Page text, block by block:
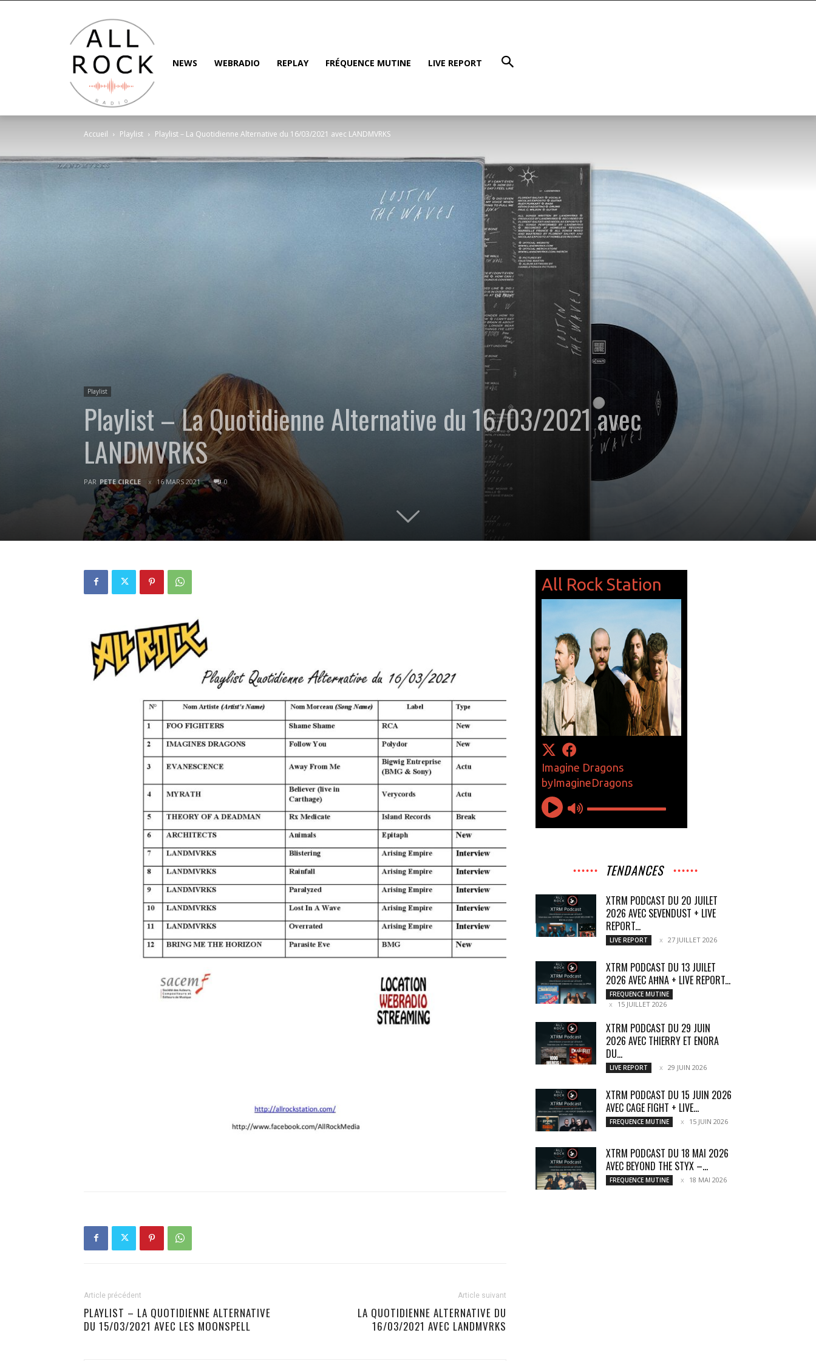
NEWS WEBRADIO REPLAY FRÉQUENCE MUTINE LIVE REPORT
Accueil Playlist Playlist – La Quotidienne Alternative du 16/03/2021 avec LANDMVRKS
Playlist
Playlist – La Quotidienne Alternative du 16/03/2021 avec
LANDMVRKS
PAR PETE CIRCLE 16 MARS 2021 0
Article précédent
PLAYLIST – LA QUOTIDIENNE ALTERNATIVE
DU 15/03/2021 AVEC LES MOONSPELL
Article suivant
LA QUOTIDIENNE ALTERNATIVE DU
16/03/2021 AVEC LANDMVRKS
TENDANCES
XTRM PODCAST DU 20 JUILET
2026 AVEC SEVENDUST + LIVE
REPORT...
LIVE REPORT 27 JUILLET 2026
XTRM PODCAST DU 13 JUILET
2026 AVEC AĦNA + LIVE REPORT...
FREQUENCE MUTINE
15 JUILLET 2026
XTRM PODCAST DU 29 JUIN
2026 AVEC THIERRY ET ENORA
DU...
LIVE REPORT 29 JUIN 2026
XTRM PODCAST DU 15 JUIN 2026
AVEC CAGE FIGHT + LIVE...
FREQUENCE MUTINE 15 JUIN 2026
XTRM PODCAST DU 18 MAI 2026
AVEC BEYOND THE STYX –...
FREQUENCE MUTINE 18 MAI 2026